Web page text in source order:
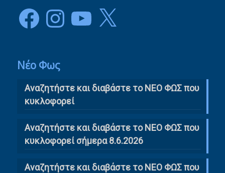
FacebookInstagramYouTube
X
Νέο Φως
Αναζητήστε και διαβάστε το NΕΟ ΦΩΣ που
κυκλοφορεί
Αναζητήστε και διαβάστε το ΝΕΟ ΦΩΣ που
κυκλοφορεί σήμερα 8.6.2026
Αναζητήστε και διαβάστε το ΝΕΟ ΦΩΣ που